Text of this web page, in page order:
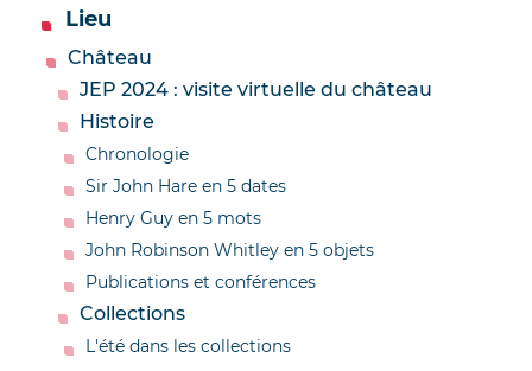
Lieu
Château
JEP 2024 : visite virtuelle du château
Histoire
Chronologie
Sir John Hare en 5 dates
Henry Guy en 5 mots
John Robinson Whitley en 5 objets
Publications et conférences
Collections
L'été dans les collections